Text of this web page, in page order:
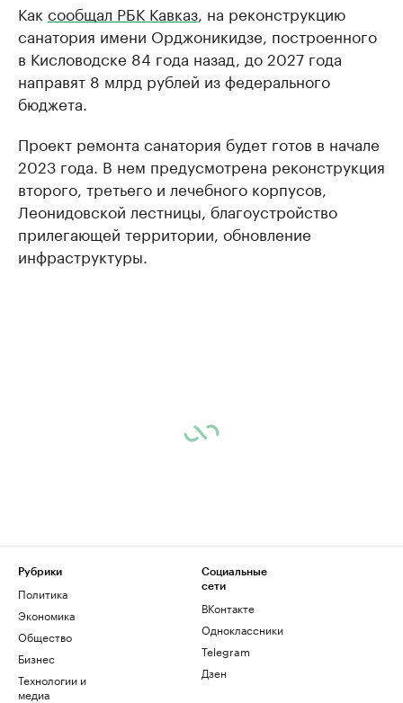
Как сообщал РБК Кавказ , на реконструкцию
санатория имени Орджоникидзе, построенного
в Кисловодске 84 года назад, до 2027 года
направят 8 млрд рублей из федерального
бюджета.
Проект ремонта санатория будет готов в начале
2023 года. В нем предусмотрена реконструкция
второго, третьего и лечебного корпусов,
Леонидовской лестницы, благоустройство
прилегающей территории, обновление
инфраструктуры.
Рубрики
Политика
Экономика
Общество
Бизнес
Технологии и
медиа
Социальные
сети
ВКонтакте
Одноклассники
Telegram
Дзен